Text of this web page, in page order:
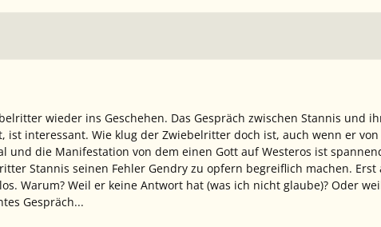
wieder ins Geschehen. Das Gespräch zwischen Stannis und
ist interessant. Wie klug der Zwiebelritter doch ist, auch wenn er
und die Manifestation von dem einen Gott auf Westeros ist
Stannis seinen Fehler Gendry zu opfern begreiflich machen.
Warum? Weil er keine Antwort hat (was ich nicht glaube)? Oder
Gespräch...